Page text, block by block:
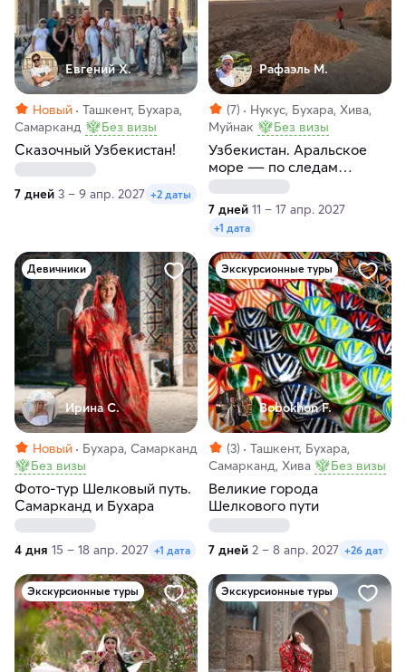
Евгений Х.
Новый
Ташкент, Бухара,
Самарканд
Без визы
Сказочный Узбекистан!
7 дней 3 – 9 апр. 2027 +2 даты
Рафаэль М.
(7)
Нукус, Бухара, Хива,
Муйнак
Без визы
Узбекистан. Аральское
море ― по следам
древних крепостей
7 дней 11 – 17 апр. 2027
+1 дата
Девичники
Ирина С.
Новый
Бухара, Самарканд
Без визы
Фото-тур Шелковый путь.
Самарканд и Бухара
4 дня 15 – 18 апр. 2027 +1 дата
Экскурсионные туры
Bobokhon F.
(3)
Ташкент, Бухара,
Самарканд, Хива
Без визы
Великие города
Шелкового пути
7 дней 2 – 8 апр. 2027 +26 дат
Экскурсионные туры Экскурсионные туры